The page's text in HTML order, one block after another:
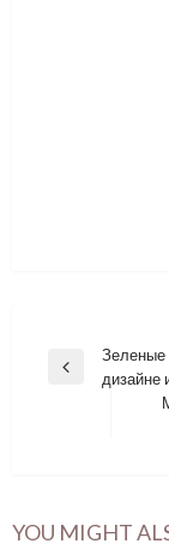
Навигация
Previous
Зеленые
дизайне
YOU MIGHT